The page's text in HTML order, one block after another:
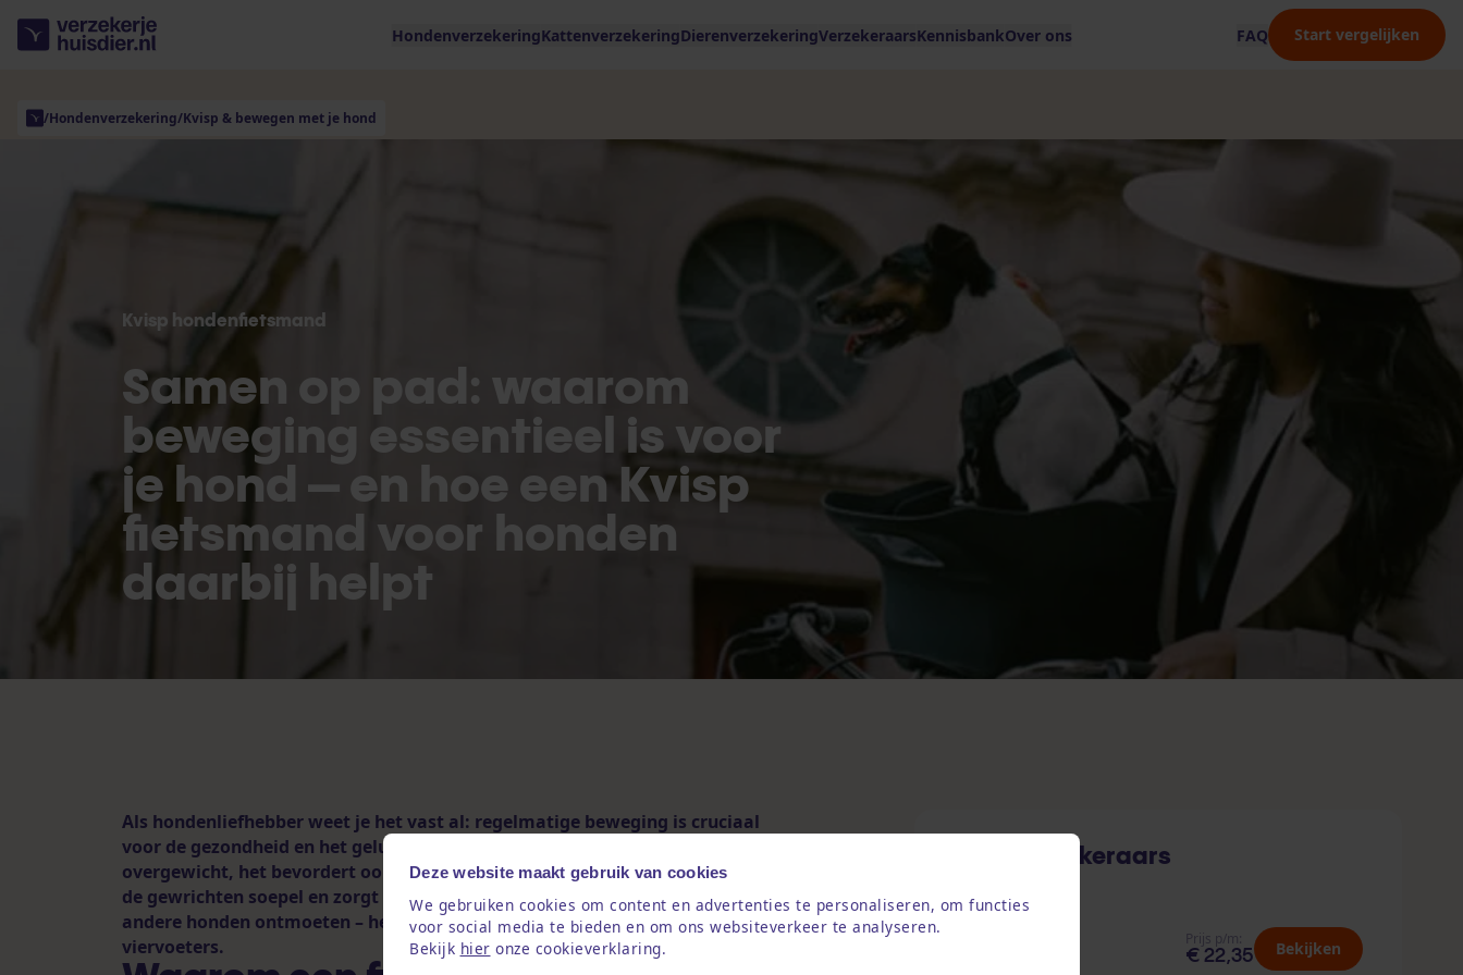
Deze website maakt gebruik van cookies
We gebruiken cookies om content en advertenties te personaliseren, om functies
voor social media te bieden en om ons websiteverkeer te analyseren.
Bekijk hier onze cookieverklaring.
HondenverzekeringKattenverzekeringDierenverzekeringVerzekeraarsKennisbankOver ons FAQ Start vergelijken
/Hondenverzekering/Kvisp & bewegen met je hond
Kvisp hondenfietsmand
Samen op pad: waarom
beweging essentieel is voor
je hond – en hoe een Kvisp
fietsmand voor honden
daarbij helpt
Als hondenliefhebber weet je het vast al: regelmatige beweging is cruciaal
voor de gezondheid en het geluk van je hond. Niet alleen helpt het tegen
overgewicht, het bevordert ook de spijsvertering, versterkt de spieren, houdt
de gewrichten soepel en zorgt voor mentale stimulatie. Buiten zijn, snuffelen,
andere honden ontmoeten – het zijn allemaal natuurlijke behoeften van onze
viervoeters.
Top 3 verzekeraars
Prijs p/m:
€ 22,35 Bekijken